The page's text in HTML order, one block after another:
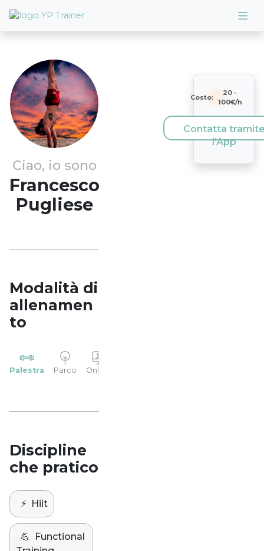
Ciao, io sono
Francesco
Pugliese
Modalità di
allenamen
to
Palestra Parco Online
Discipline
che pratico
⚡️ Hiit
💪
Functional
Costo:
20 -
100€/h
Contatta
l'App